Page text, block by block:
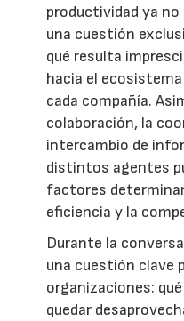
productividad ya
una cuestión
qué resulta
hacia el
cada compañía.
colaboración, la
intercambio de
distintos agentes
factores
eficiencia y la
Durante la
una cuestión clave
organizaciones:
quedar